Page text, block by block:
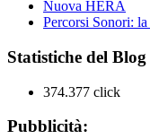
Nuova HERA
Percorsi Sonori:
Statistiche del Blog
374.377 click
Pubblicità: